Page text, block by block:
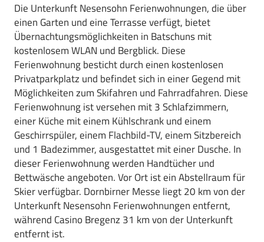
Die Unterkunft Nesensohn Ferienwohnungen, die über
einen Garten und eine Terrasse verfügt, bietet
Übernachtungsmöglichkeiten in Batschuns mit
kostenlosem WLAN und Bergblick. Diese
Ferienwohnung besticht durch einen kostenlosen
Privatparkplatz und befindet sich in einer Gegend mit
Möglichkeiten zum Skifahren und Fahrradfahren. Diese
Ferienwohnung ist versehen mit 3 Schlafzimmern,
einer Küche mit einem Kühlschrank und einem
Geschirrspüler, einem Flachbild-TV, einem Sitzbereich
und 1 Badezimmer, ausgestattet mit einer Dusche. In
dieser Ferienwohnung werden Handtücher und
Bettwäsche angeboten. Vor Ort ist ein Abstellraum für
Skier verfügbar. Dornbirner Messe liegt 20 km von der
Unterkunft Nesensohn Ferienwohnungen entfernt,
während Casino Bregenz 31 km von der Unterkunft
entfernt ist.